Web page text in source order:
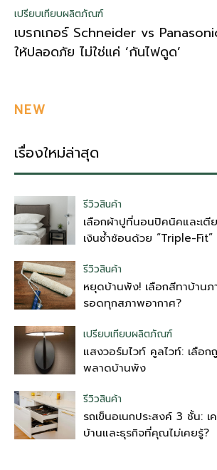
เปรียบเทียบผลิตภัณฑ์
เบรกเกอร์ Schneider vs
ให้ปลอดภัย ไม่ใช่แค่ ‘กันไฟดูด’
NEW
เรื่องใหม่ล่าสุด
รีวิวสินค้า
เลือกผ้าปูที่นอนปิคนิคและเตี
เงินซ้ำซ้อนด้วย “Triple-Fit”
รีวิวสินค้า
หยุดบ้านพัง! เลือกสีทาบ้านภ
รอดทุกสภาพอากาศ?
เปรียบเทียบผลิตภัณฑ์
แสงวอร์มไวท์ คูลไวท์: เลือก
พลาดบ้านพัง
รีวิวสินค้า
รถเข็นอเนกประสงค์ 3 ชั้น:
บ้านและธุรกิจที่คุณไม่เคยรู้?